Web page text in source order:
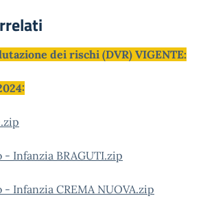
dei rischi (DVR) VIGENTE:
Infanzia BRAGUTI.zip
Infanzia CREMA NUOVA.zip